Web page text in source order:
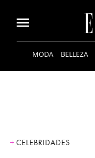
MODA BELLEZA
CELEBRIDADES